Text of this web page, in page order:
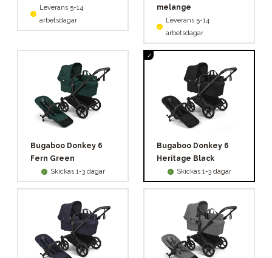
Leverans 5-14
arbetsdagar
melange
Leverans 5-14
arbetsdagar
Bugaboo Donkey 6
Fern Green
Skickas 1-3 dagar
Bugaboo Donkey 6
Heritage Black
Skickas 1-3 dagar